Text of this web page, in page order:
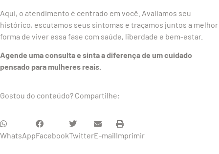
Aqui, o atendimento é centrado em você. Avaliamos seu
histórico, escutamos seus sintomas e traçamos juntos a melhor
forma de viver essa fase com saúde, liberdade e bem-estar.
Agende uma consulta e sinta a diferença de um cuidado
pensado para mulheres reais.
Gostou do conteúdo? Compartilhe:
WhatsAppFacebookTwitterE-mailImprimir